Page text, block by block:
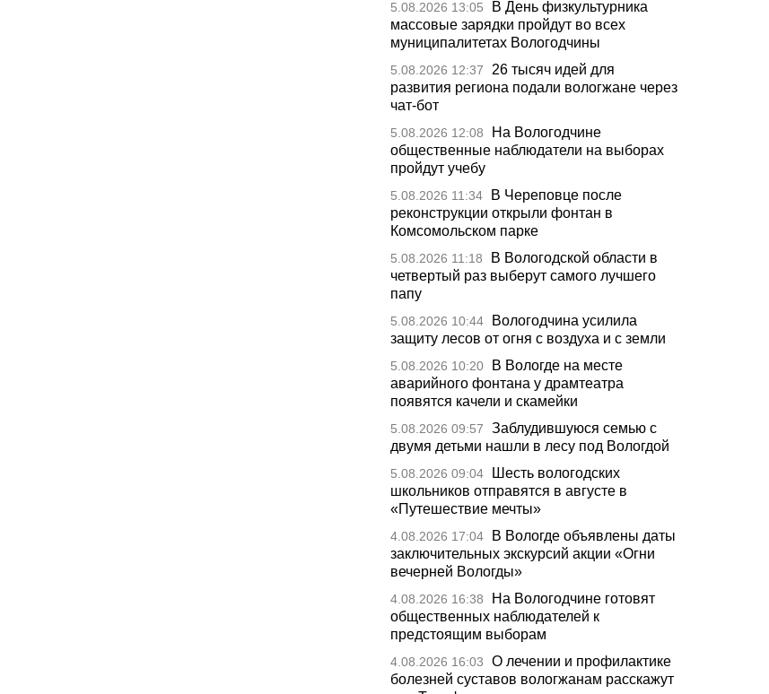
5.08.2026 13:05
В День физкультурника
массовые зарядки пройдут во всех
муниципалитетах Вологодчины
5.08.2026 12:37
26 тысяч идей для
развития региона подали вологжане через
чат-бот
5.08.2026 12:08
На Вологодчине
общественные наблюдатели на выборах
пройдут учебу
5.08.2026 11:34
В Череповце после
реконструкции открыли фонтан в
Комсомольском парке
5.08.2026 11:18
В Вологодской области в
четвертый раз выберут самого лучшего
папу
5.08.2026 10:44
Вологодчина усилила
защиту лесов от огня с воздуха и с земли
5.08.2026 10:20
В Вологде на месте
аварийного фонтана у драмтеатра
появятся качели и скамейки
5.08.2026 09:57
Заблудившуюся семью с
двумя детьми нашли в лесу под Вологдой
5.08.2026 09:04
Шесть вологодских
школьников отправятся в августе в
«Путешествие мечты»
4.08.2026 17:04
В Вологде объявлены даты
заключительных экскурсий акции «Огни
вечерней Вологды»
4.08.2026 16:38
На Вологодчине готовят
общественных наблюдателей к
предстоящим выборам
4.08.2026 16:03
О лечении и профилактике
болезней суставов вологжанам расскажут